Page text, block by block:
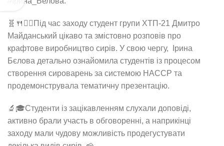
🧬🍴🕵‍♂️Під час заходу студент групи ХТП-21 Дмитро
Майданський цікаво та змістовно розповів про
крафтове виробництво сирів. У свою чергу, Ірина
Бєлова детально ознайомила студентів із процесом
створення сироварень за системою HACCP та
продемонструвала тематичну презентацію.
🔬🎓Студенти із зацікавленням слухали доповіді,
активно брали участь в обговоренні, а наприкінці
заходу мали чудову можливість продегустувати